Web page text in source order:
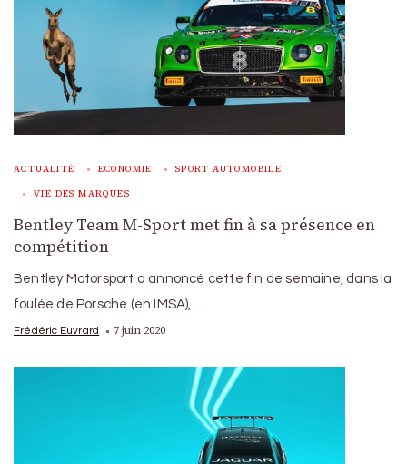
ACTUALITÉ ECONOMIE SPORT AUTOMOBILE
VIE DES MARQUES
Bentley Team M-Sport met fin à sa présence en
compétition
Bentley Motorsport a annoncé cette fin de semaine, dans la
foulée de Porsche (en IMSA), …
Frédéric Euvrard 7 juin 2020